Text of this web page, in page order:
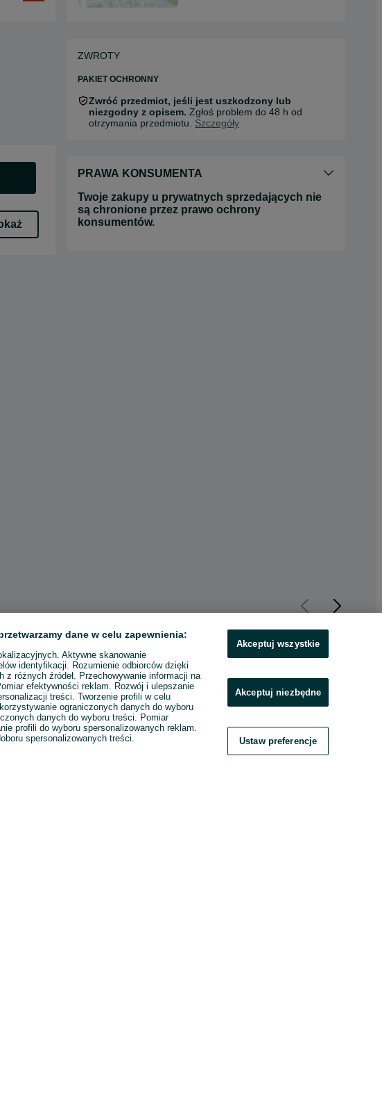
ZWROTY
PAKIET OCHRONNY
Zwróć przedmiot, jeśli jest uszkodzony lub
niezgodny z opisem. Zgłoś problem do 48 h od
otrzymania przedmiotu. Szczegóły
PRAWA KONSUMENTA
Twoje zakupy u prywatnych sprzedających nie
są chronione przez prawo ochrony
konsumentów.
Buty zimowe chłopięce
dane w celu zapewnienia:
Aktywne skanowanie
identyfikacji. Rozumienie odbiorców dzięki
różnych źródeł. Przechowywanie informacji na
efektywności reklam. Rozwój i ulepszanie
treści. Tworzenie profili w celu
ograniczonych danych do wyboru
danych do wyboru treści. Pomiar
profili do wyboru spersonalizowanych reklam.
spersonalizowanych treści.
Akceptuj wszystkie
Akceptuj niezbędne
Ustaw preferencje